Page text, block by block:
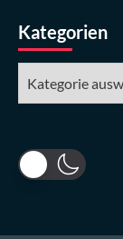
Kategorien